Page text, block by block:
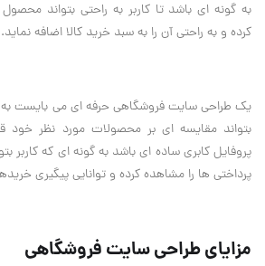
به گونه ای باشد تا کاربر به راحتی بتواند
کرده و به راحتی آن را به سبد خرید کالا اضافه نماید.
یک طراحی سایت فروشگاهی حرفه ای می بایست به
بتواند مقایسه ای بر محصولات مورد نظر خود
پروفایل کابری ساده ای باشد به گونه ای که کاربر
پرداختی ها را مشاهده کرده و توانایی پیگیری
مزایای طراحی سایت فروشگاهی